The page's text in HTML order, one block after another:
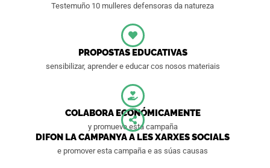
Testemuño 10 mulleres defensoras da natureza
PROPOSTAS EDUCATIVAS
sensibilizar, aprender e educar cos nosos materiais
COLABORA ECONÓMICAMENTE
y promueve esta campaña
DIFON LA CAMPANYA A LES XARXES SOCIALS
e promover esta campaña e as súas causas